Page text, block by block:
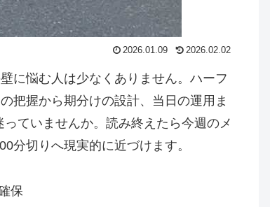
2026.01.09 2026.02.02
に悩む人は少なくありません。ハーフ
把握から期分けの設計、当日の運用ま
ていませんか。読み終えたら今週のメ
分切りへ現実的に近づけます。
保